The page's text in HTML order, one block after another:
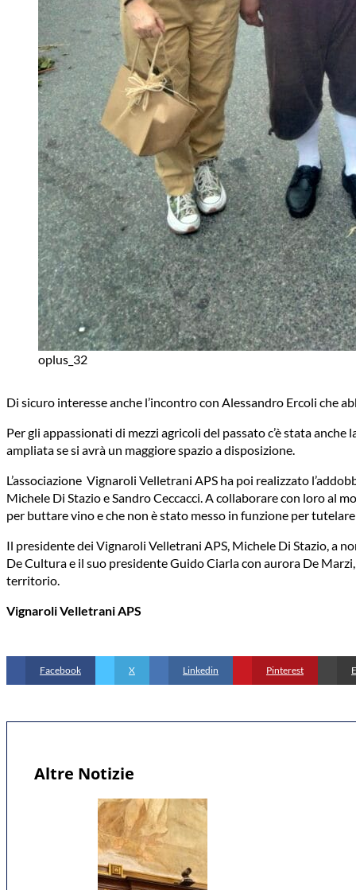
Altre Notizie
oplus_32
Di sicuro interesse anche l’incontro con Alessandro Ercoli che
Per gli appassionati di mezzi agricoli del passato c’è stata
ampliata se si avrà un maggiore spazio a disposizione.
L’associazione Vignaroli Velletrani APS ha poi realizzato
Michele Di Stazio e Sandro Ceccacci. A collaborare con loro al
per buttare vino e che non è stato messo in funzione per
Il presidente dei Vignaroli Velletrani APS, Michele Di Stazio, a
De Cultura e il suo presidente Guido Ciarla con aurora De
territorio.
Vignaroli Velletrani APS
Facebook X Linkedin Pinterest